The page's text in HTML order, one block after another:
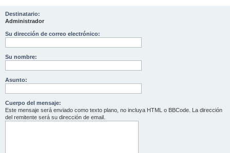
Destinatario:
Administrador
Su dirección de correo electrónico:
Su nombre:
Asunto:
Cuerpo del mensaje:
Este mensaje será enviado como texto plano, no incluya HTML o BBCode. La dirección
del remitente será su dirección de email.